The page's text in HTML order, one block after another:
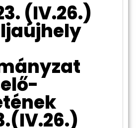
(IV.26.)